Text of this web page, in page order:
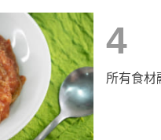
4
所有食材